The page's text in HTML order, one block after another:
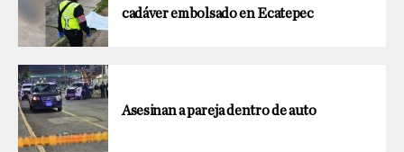
cadáver embolsado en Ecatepec
Asesinan a pareja dentro de auto